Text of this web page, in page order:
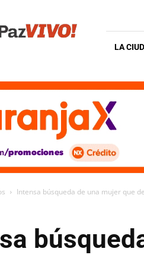
LA
Intensa búsqueda de una mujer que